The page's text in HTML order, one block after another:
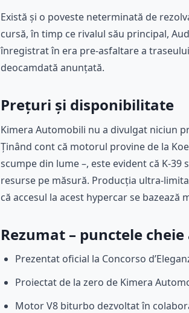
Există și o poveste neterminată de
cursă, în timp ce rivalul său principal,
înregistrat în era pre-asfaltare a
deocamdată anunțată.
Prețuri și disponibilitate
Kimera Automobili nu a divulgat niciun
Ținând cont că motorul provine de la
scumpe din lume –, este evident că K-
resurse pe măsură. Producția ultra-
că accesul la acest hypercar se
Rezumat – punctele
Prezentat oficial la Concorso
Proiectat de la zero de Kimera
Motor V8 biturbo dezvoltat în